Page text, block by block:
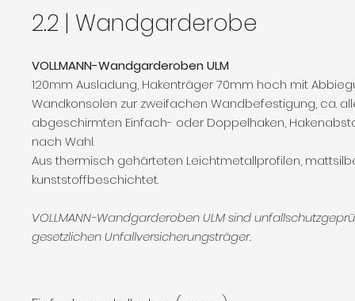
2.2 | Wandgarderobe
VOLLMANN-Wandgarderoben ULM
120mm Ausladung, Hakenträger 70mm hoch mit
Wandkonsolen zur zweifachen Wandbefestigung, ca.
abgeschirmten Einfach- oder Doppelhaken,
nach Wahl.
Aus thermisch gehärteten Leichtmetallprofilen,
kunststoffbeschichtet.
VOLLMANN-Wandgarderoben ULM sind
gesetzlichen Unfallversicherungsträger.